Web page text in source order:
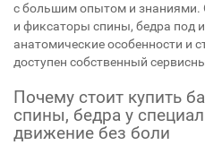
с большим опытом и знаниями.
и фиксаторы спины, бедра под
анатомические особенности и
доступен собственный
Почему стоит купить
спины, бедра у
движение без боли